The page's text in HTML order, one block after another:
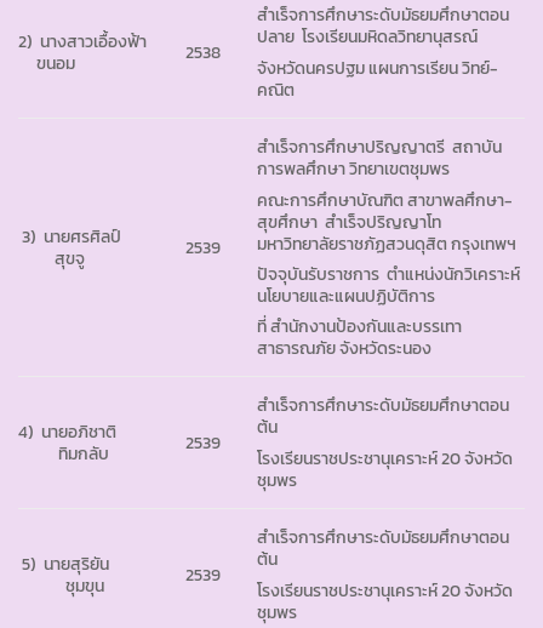
2) นางสาวเอื้องฟ้า
ขนอม
2538
สำเร็จการศึกษาระดับมัธยมศึกษาตอน
ปลาย โรงเรียนมหิดลวิทยานุสรณ์
จังหวัดนครปฐม แผนการเรียน วิทย์-
คณิต
3) นายศรศิลป์
สุขจู
2539
สำเร็จการศึกษาปริญญาตรี สถาบัน
การพลศึกษา วิทยาเขตชุมพร
คณะการศึกษาบัณฑิต สาขาพลศึกษา-
สุขศึกษา สำเร็จปริญญาโท
มหาวิทยาลัยราชภัฏสวนดุสิต กรุงเทพฯ
ปัจจุบันรับราชการ ตำแหน่งนักวิเคราะห์
นโยบายและแผนปฏิบัติการ
ที่ สำนักงานป้องกันและบรรเทา
สาธารณภัย จังหวัดระนอง
4) นายอภิชาติ
ทิมกลับ
2539
สำเร็จการศึกษาระดับมัธยมศึกษาตอน
ต้น
โรงเรียนราชประชานุเคราะห์ 20 จังหวัด
ชุมพร
5) นายสุริยัน
ชุมขุน
2539
สำเร็จการศึกษาระดับมัธยมศึกษาตอน
ต้น
โรงเรียนราชประชานุเคราะห์ 20 จังหวัด
ชุมพร